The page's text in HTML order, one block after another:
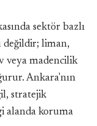
sektör bazlı
değildir; liman,
veya madencilik
Ankara'nın
stratejik
alanda koruma